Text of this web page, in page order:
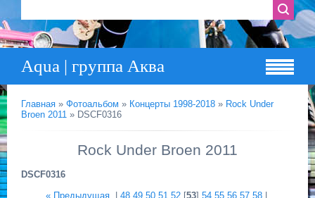
Aqua | группа Аква
Главная » Фотоальбом » Концерты 1998-2018 » Rock Under
Broen 2011 » DSCF0316
Rock Under Broen 2011
DSCF0316
« Предыдущая| 48 49 50 51 52[53] 54 55 56 57 58|